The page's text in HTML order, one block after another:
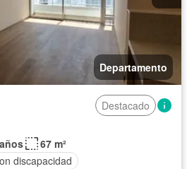
Departamento
Destacado
67 m²
discapacidad